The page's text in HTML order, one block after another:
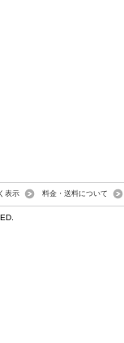
表示 料金・送料について